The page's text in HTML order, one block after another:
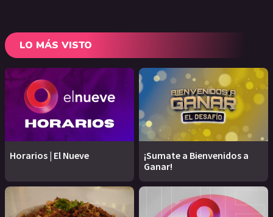
LO MÁS VISTO
Horarios | El Nueve
¡Sumate a Bienvenidos a
Ganar!